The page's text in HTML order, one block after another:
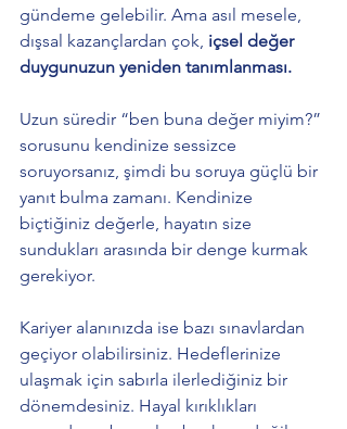
gündeme gelebilir. Ama asıl mesele,
dışsal kazançlardan çok, içsel değer
duygunuzun yeniden tanımlanması.
Uzun süredir “ben buna değer miyim?”
sorusunu kendinize sessizce
soruyorsanız, şimdi bu soruya güçlü bir
yanıt bulma zamanı. Kendinize
biçtiğiniz değerle, hayatın size
sundukları arasında bir denge kurmak
gerekiyor.
Kariyer alanınızda ise bazı sınavlardan
geçiyor olabilirsiniz. Hedeflerinize
ulaşmak için sabırla ilerlediğiniz bir
dönemdesiniz. Hayal kırıklıkları